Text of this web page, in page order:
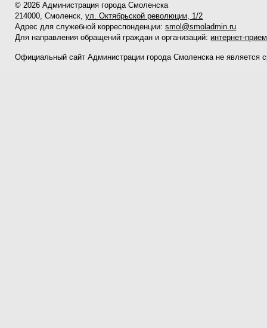
© 2026 Администрация города Смоленска
214000, Смоленск,ул. Октябрьской революции, 1/2
Адрес для служебной корреспонденции:smol@smoladmin.ru
Для направления обращений граждан и организаций: интернет-
Официальный сайт Администрации города Смоленска не является